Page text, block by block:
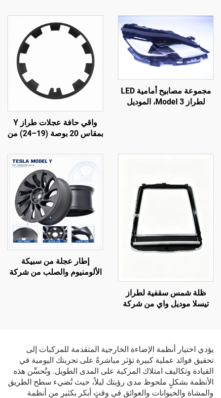
مجموعة مصابيح أمامية LED
لطراز Model 3، الموديل
واقي حافة عجلات طراز Y
بمقاس 20 بوصة (19–24) من
ظلة شمس سقفية لطراز
تيسلا موديل واي من شركة
إطار عجلة من سبيكة
الألومنيوم والصلب من شركة
يؤدي اختيار أنظمة الإضاءة الخارجية المتقدمة للمركبات إلى
تحقيق فوائد عملية كبيرة تؤثر مباشرةً على تجربتك اليومية في
القيادة وتكاليف امتلاك المركبة على المدى الطويل. وتُحسِّن هذه
الأنظمة بشكلٍ ملحوظ مدى رؤيتك ليلاً، حيث تُضيء سطح الطريق
والمشاة والحيوانات والعوائق في وقتٍ أبكر بكثيرٍ من أنظمة